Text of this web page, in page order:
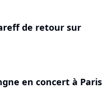
de retour sur
en concert à Paris